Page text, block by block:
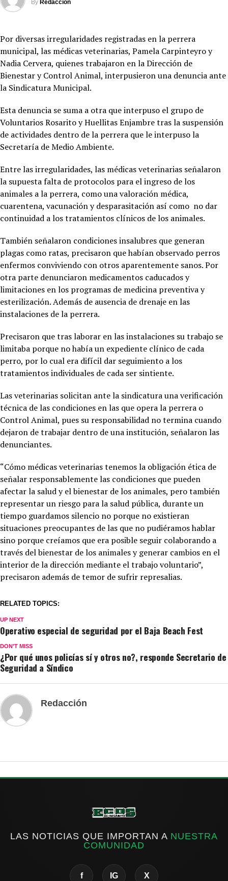
By Redacción
Por diversas irregularidades registradas en la perrera
municipal, las médicas veterinarias, Pamela Carpinteyro y
Nadia Cervera, quienes trabajaron en la Dirección de
Bienestar y Control Animal, interpusieron una denuncia ante
la Sindicatura Municipal.
Esta denuncia se suma a otra que interpuso el grupo de
Voluntarios Rosarito y Huellitas Enjambre tras la suspensión
de actividades dentro de la perrera que le interpuso la
Secretaría de Medio Ambiente.
Entre las irregularidades, las médicas veterinarias señalaron
la supuesta falta de protocolos para el ingreso de los
animales a la perrera, como una valoración médica,
cuarentena, vacunación y desparasitación así como no dar
continuidad a los tratamientos clínicos de los animales.
También señalaron condiciones insalubres que generan
plagas como ratas, precisaron que habían observado perros
enfermos conviviendo con otros aparentemente sanos. Por
otra parte denunciaron medicamentos caducados y
limitaciones en los programas de medicina preventiva y
esterilización. Además de ausencia de drenaje en las
instalaciones de la perrera.
Precisaron que tras laborar en las instalaciones su trabajo se
limitaba porque no había un expediente clínico de cada
perro, por lo cual era difícil dar seguimiento a los
tratamientos individuales de cada ser sintiente.
Las veterinarias solicitan ante la sindicatura una verificación
técnica de las condiciones en las que opera la perrera o
Control Animal, pues su responsabilidad no termina cuando
dejaron de trabajar dentro de una institución, señalaron las
denunciantes.
“Cómo médicas veterinarias tenemos la obligación ética de
señalar responsablemente las condiciones que pueden
afectar la salud y el bienestar de los animales, pero también
representar un riesgo para la salud pública, durante un
tiempo guardamos silencio no porque no existieran
situaciones preocupantes de las que no pudiéramos hablar
sino porque creíamos que era posible seguir colaborando a
través del bienestar de los animales y generar cambios en el
interior de la dirección mediante el trabajo voluntario”,
precisaron además de temor de sufrir represalias.
RELATED TOPICS:
UP NEXT
Operativo especial de seguridad por el Baja Beach Fest
DON'T MISS
¿Por qué unos policías sí y otros no?, responde Secretario de
Seguridad a Síndico
Redacción
LAS NOTICIAS QUE IMPORTAN A NUESTRA
COMUNIDAD
f IG X